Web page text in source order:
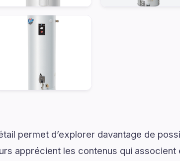
permet d’explorer davantage de
apprécient les contenus qui